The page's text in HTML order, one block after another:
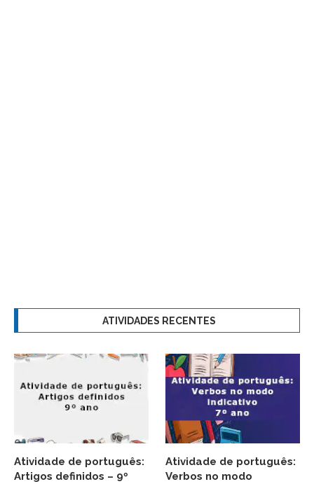
ATIVIDADES RECENTES
Atividade de português:
Artigos definidos – 9º
Atividade de português:
Verbos no modo